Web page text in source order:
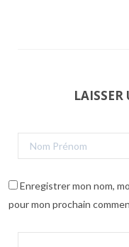
Enregistrer mon nom,
pour mon prochain